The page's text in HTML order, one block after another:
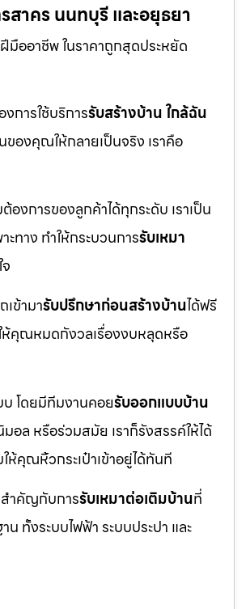
าคร นนทบุรี และอยุธยา
มืออาชีพ ในราคาถูกสุดประหยัด
การใช้บริการรับสร้างบ้าน ใกล้ฉัน
องคุณให้กลายเป็นจริง เราคือ
งการของลูกค้าได้ทุกระดับ เราเป็น
ทาง ทำให้กระบวนการรับเหมา
ข้ามารับปรึกษาก่อนสร้างบ้านได้ฟรี
ห้คุณหมดกังวลเรื่องงบหลุดหรือ
บ โดยมีทีมงานคอยรับออกแบบบ้าน
อล หรือร่วมสมัย เราก็รังสรรค์ให้ได้
คุณหิ้วกระเป๋าเข้าอยู่ได้ทันที
สำคัญกับการรับเหมาต่อเติมบ้านที่
ทั้งระบบไฟฟ้า ระบบประปา และ